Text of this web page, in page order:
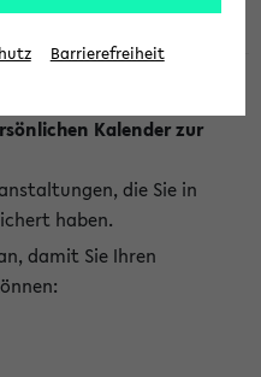
Kalender zur
die Sie in
haben.
damit Sie Ihren
Barrierefreiheit